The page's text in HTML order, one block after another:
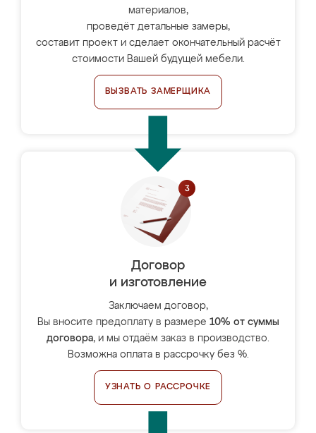
материалов,
проведёт детальные замеры,
составит проект и сделает окончательный расчёт
стоимости Вашей будущей мебели.
ВЫЗВАТЬ ЗАМЕРЩИКА
Договор
и изготовление
Заключаем договор,
Вы вносите предоплату в размере 10% от суммы
договора, и мы отдаём заказ в производство.
Возможна оплата в рассрочку без %.
УЗНАТЬ О РАССРОЧКЕ